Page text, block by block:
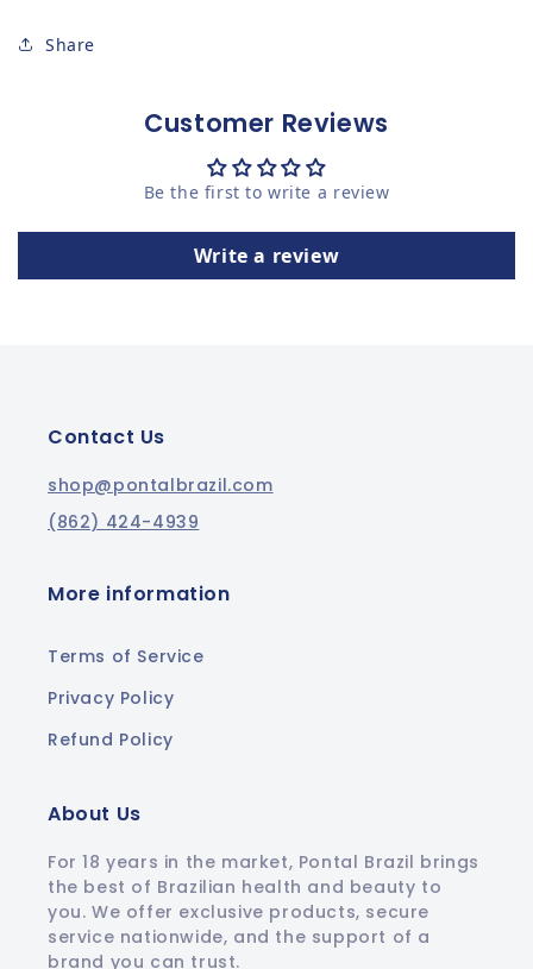
Share
Customer Reviews
Be the first to write a review
Write a review
Contact Us
shop@pontalbrazil.com
(862) 424-4939
More information
Terms of Service
Privacy Policy
Refund Policy
About Us
For 18 years in the market, Pontal Brazil brings
the best of Brazilian health and beauty to
you. We offer exclusive products, secure
service nationwide, and the support of a
brand you can trust.